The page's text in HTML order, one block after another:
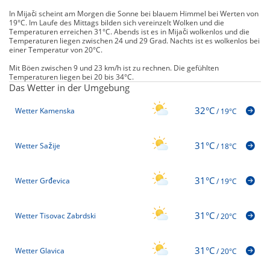
In Mijači scheint am Morgen die Sonne bei blauem Himmel bei Werten von
19°C. Im Laufe des Mittags bilden sich vereinzelt Wolken und die
Temperaturen erreichen 31°C. Abends ist es in Mijači wolkenlos und die
Temperaturen liegen zwischen 24 und 29 Grad. Nachts ist es wolkenlos bei
einer Temperatur von 20°C.
Mit Böen zwischen 9 und 23 km/h ist zu rechnen. Die gefühlten
Temperaturen liegen bei 20 bis 34°C.
Das Wetter in der Umgebung
Wetter Kamenska 32°C/19°C
Wetter Sažije 31°C/18°C
Wetter Grđevica 31°C/19°C
Wetter Tisovac Zabrdski 31°C/20°C
Wetter Glavica 31°C/20°C